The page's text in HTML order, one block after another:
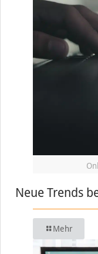
Neue Trends
Mehr